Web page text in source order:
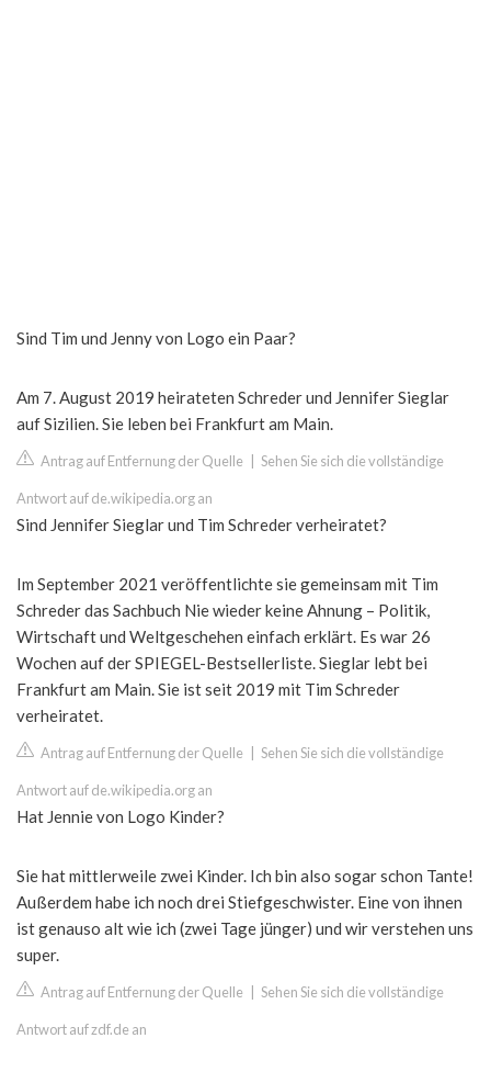
Sind Tim und Jenny von Logo ein Paar?
Am 7. August 2019 heirateten Schreder und Jennifer Sieglar
auf Sizilien. Sie leben bei Frankfurt am Main.
Antrag auf Entfernung der Quelle Sehen Sie sich die vollständige
Antwort auf de.wikipedia.org an
Sind Jennifer Sieglar und Tim Schreder verheiratet?
Im September 2021 veröffentlichte sie gemeinsam mit Tim
Schreder das Sachbuch Nie wieder keine Ahnung – Politik,
Wirtschaft und Weltgeschehen einfach erklärt. Es war 26
Wochen auf der SPIEGEL-Bestsellerliste. Sieglar lebt bei
Frankfurt am Main. Sie ist seit 2019 mit Tim Schreder
verheiratet.
Antrag auf Entfernung der Quelle Sehen Sie sich die vollständige
Antwort auf de.wikipedia.org an
Hat Jennie von Logo Kinder?
Sie hat mittlerweile zwei Kinder. Ich bin also sogar schon Tante!
Außerdem habe ich noch drei Stiefgeschwister. Eine von ihnen
ist genauso alt wie ich (zwei Tage jünger) und wir verstehen uns
super.
Antrag auf Entfernung der Quelle Sehen Sie sich die vollständige
Antwort auf zdf.de an